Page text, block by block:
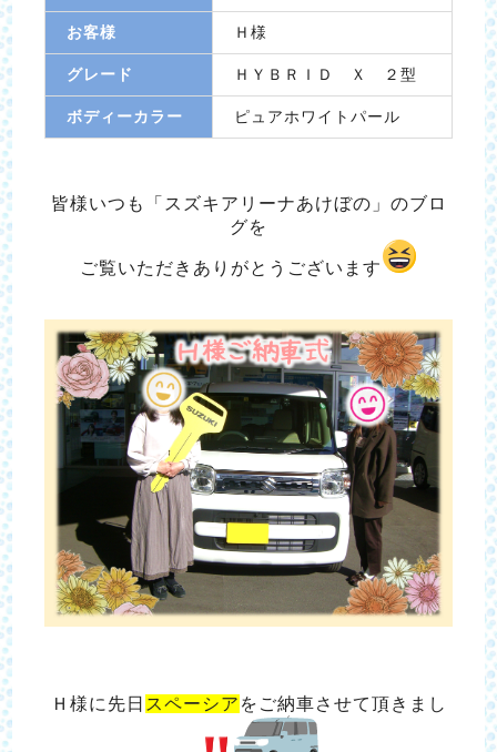
お客様 Ｈ様
グレード ＨＹＢＲＩＤ Ｘ ２型
ボディーカラー ピュアホワイトパール
皆様いつも「スズキアリーナあけぼの」のブロ
グを
ご覧いただき ありがとうございます
Ｈ様に先日 スペーシア をご納車させて頂きまし